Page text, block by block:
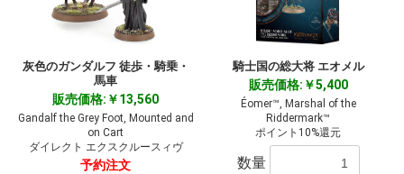
灰色のガンダルフ 徒歩・騎乗・
馬車
販売価格:￥13,560
Gandalf the Grey Foot, Mounted and
on Cart
ダイレクト エクスクルースィヴ
予約注文
騎士国の総大将 エオメル
販売価格:￥5,400
Éomer™, Marshal of the
Riddermark™
ポイント10%還元
数量